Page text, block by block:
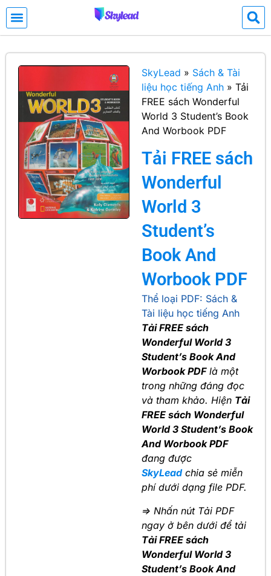
SkyLead » Sách & Tài
liệu học tiếng Anh » Tải
FREE sách Wonderful
World 3 Student’s Book
And Worbook PDF
Tải FREE sách
Wonderful
World 3
Student’s
Book And
Worbook PDF
Thể loại PDF: Sách &
Tài liệu học tiếng Anh
Tải FREE sách
Wonderful World 3
Student’s Book And
Worbook PDFlà một
trong những đáng đọc
và tham khảo. Hiện Tải
FREE sách Wonderful
World 3 Student’s Book
And Worbook PDF
đang được
SkyLeadchia sẻ miễn
phí dưới dạng file PDF.
=> Nhấn nút Tải PDF
ngay ở bên dưới để tải
Tải FREE sách
Wonderful World 3
Student’s Book And